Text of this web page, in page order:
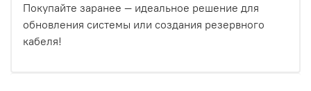
Покупайте заранее — идеальное решение для
обновления системы или создания резервного
кабеля!